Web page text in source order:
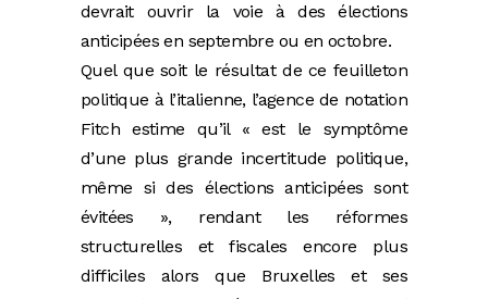
devrait ouvrir la voie à des élections
anticipées en septembre ou en octobre.
Quel que soit le résultat de ce feuilleton
politique à l’italienne, l’agence de notation
Fitch estime qu’il « est le symptôme
d’une plus grande incertitude politique,
même si des élections anticipées sont
évitées », rendant les réformes
structurelles et fiscales encore plus
difficiles alors que Bruxelles et ses